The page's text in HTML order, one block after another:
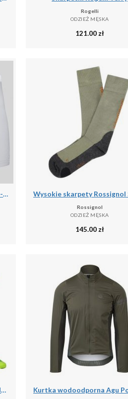
Rogelli
ODZIEŻ MĘSKA
121.00 zł
Bokserki męskie Odlo ACTIVE F-DRyIGHT ECO
Rossignol
ODZIEŻ MĘSKA
145.00 zł
Skarpetki rowerowe unisex madani Parrot